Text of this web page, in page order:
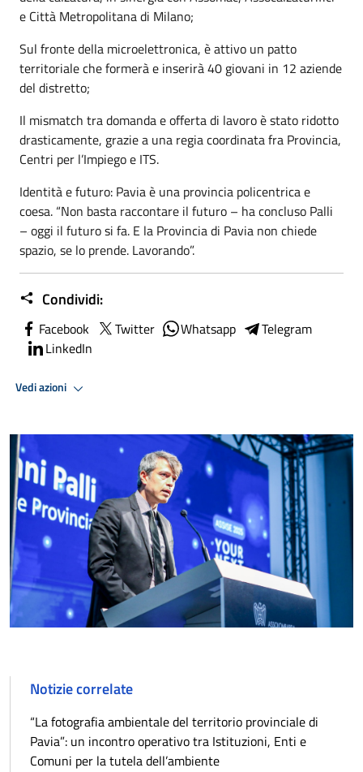
e Città Metropolitana di Milano;
Sul fronte della microelettronica, è attivo un patto
territoriale che formerà e inserirà 40 giovani in 12 aziende
del distretto;
Il mismatch tra domanda e offerta di lavoro è stato ridotto
drasticamente, grazie a una regia coordinata fra Provincia,
Centri per l’Impiego e ITS.
Identità e futuro: Pavia è una provincia policentrica e
coesa. “Non basta raccontare il futuro – ha concluso Palli
– oggi il futuro si fa. E la Provincia di Pavia non chiede
spazio, se lo prende. Lavorando”.
Condividi:
Facebook Twitter Whatsapp
Telegram
LinkedIn
Vedi azioni
Notizie correlate
“La fotografia ambientale del territorio provinciale di
Pavia”: un incontro operativo tra Istituzioni, Enti e
Comuni per la tutela dell’ambiente